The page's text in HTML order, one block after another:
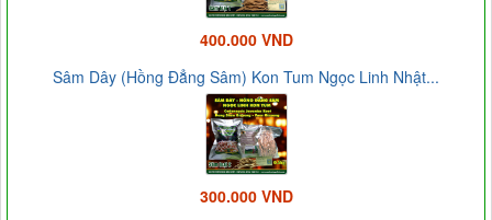
400.000 VND
Sâm Dây (Hồng Đẳng Sâm) Kon Tum Ngọc Linh Nhật...
300.000 VND